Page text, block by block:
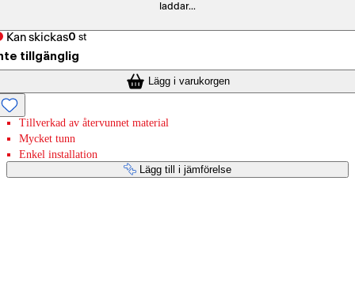
laddar...
Kan skickas0 st
tillgänglig
Lägg i varukorgen
Tillverkad av återvunnet material
Mycket tunn
Enkel installation
Lägg till i jämförelse